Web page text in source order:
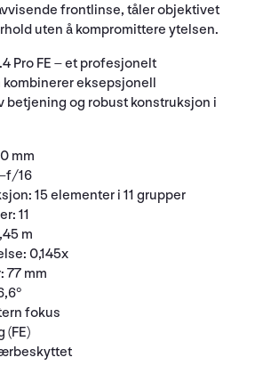
frontlinse, tåler objektivet
uten å kompromittere ytelsen.
Pro FE – et profesjonelt
eksepsjonell
og robust konstruksjon i
mm
16
15 elementer i 11 grupper
11
m
0,145x
77 mm
fokus
(FE)